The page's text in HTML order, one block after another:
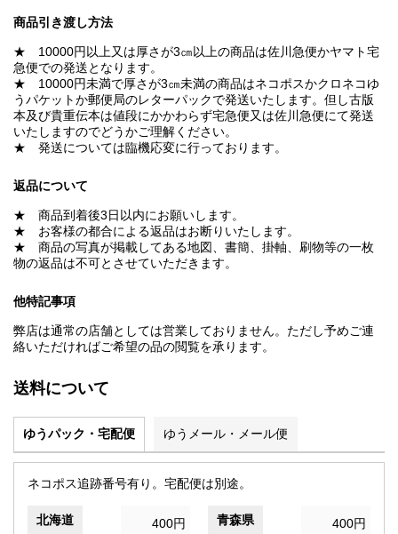
商品引き渡し方法
★ 10000円以上又は厚さが3㎝以上の商品は佐川急便かヤマト宅
急便での発送となります。
★ 10000円未満で厚さが3㎝未満の商品はネコポスかクロネコゆ
うパケットか郵便局のレターパックで発送いたします。但し古版
本及び貴重伝本は値段にかかわらず宅急便又は佐川急便にて発送
いたしますのでどうかご理解ください。
★ 発送については臨機応変に行っております。
返品について
★ 商品到着後3日以内にお願いします。
★ お客様の都合による返品はお断りいたします。
★ 商品の写真が掲載してある地図、書簡、掛軸、刷物等の一枚
物の返品は不可とさせていただきます。
他特記事項
弊店は通常の店舗としては営業しておりません。ただし予めご連
絡いただければご希望の品の閲覧を承ります。
送料について
ゆうパック・宅配便 ゆうメール・メール便
ネコポス追跡番号有り。宅配便は別途。
北海道 400円 青森県 400円